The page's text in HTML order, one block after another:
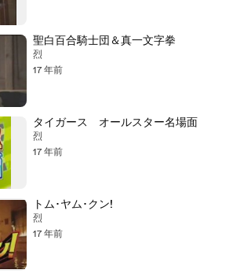
聖白百合騎士団＆真一文字拳
烈
17 年前
タイガース オールスター名場面
烈
17 年前
トム･ヤム･クン!
烈
17 年前